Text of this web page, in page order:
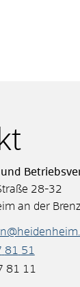
28-32
an der Brenz
81
51
81 11